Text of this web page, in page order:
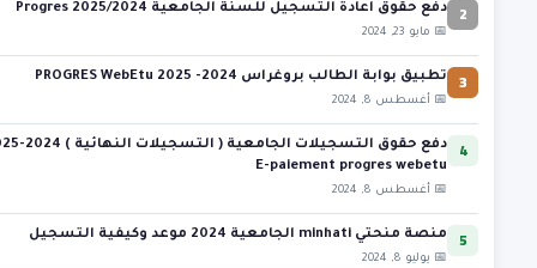
2 دفع حقوق اعادة التسجيل للسنة الجامعية 2025/2024 Progres
📅 مايو 23, 2024
3 تطبيق بوابة الطالب بروغراس 2024- 2025 PROGRES WebEtu
📅 أغسطس 8, 2024
4
دفع حقوق التسجيلات الجامعية
E-paiement progres webetu
📅 أغسطس 8, 2024
5 منصة منحتي minhati الجامعية 2024 موعد وكيفية التسجيل
📅 يوليو 8, 2024